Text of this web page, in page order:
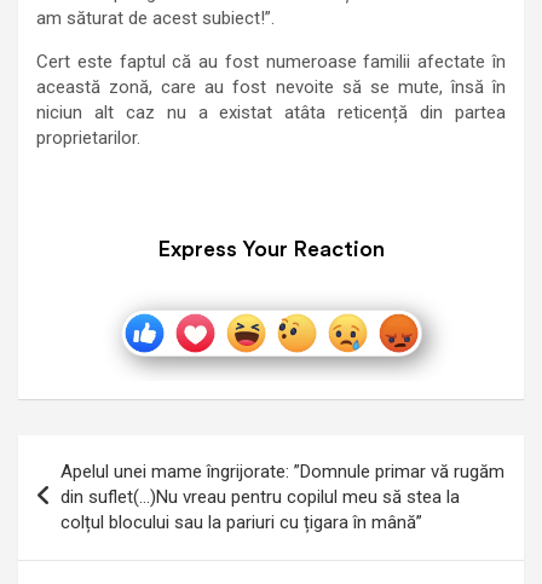
am săturat de acest subiect!”.
Cert este faptul că au fost numeroase familii afectate în
această zonă, care au fost nevoite să se mute, însă în
niciun alt caz nu a existat atâta reticență din partea
proprietarilor.
Express Your Reaction
în
articole
Apelul unei mame îngrijorate: ”Domnule primar vă rugăm
din suflet(…)Nu vreau pentru copilul meu să stea la
colțul blocului sau la pariuri cu țigara în mână”